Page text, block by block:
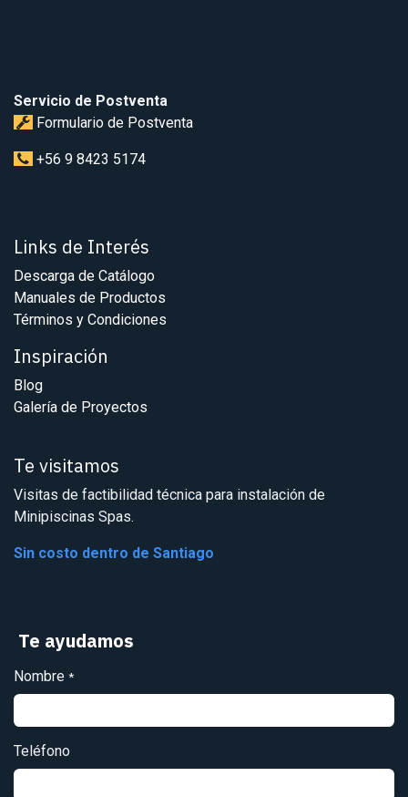
Servicio de Postventa
Formulario de Postventa
+56 9 8423 5174
Links de Interés
Descarga de Catálogo
Manuales de Productos
Términos y Condiciones
Inspiración
Blog
Galería de Proyectos
Te visitamos
Visitas de factibilidad técnica para instalación de
Minipiscinas Spas.
Sin costo dentro de Santiago
Te ayudamos
Nombre *
Teléfono